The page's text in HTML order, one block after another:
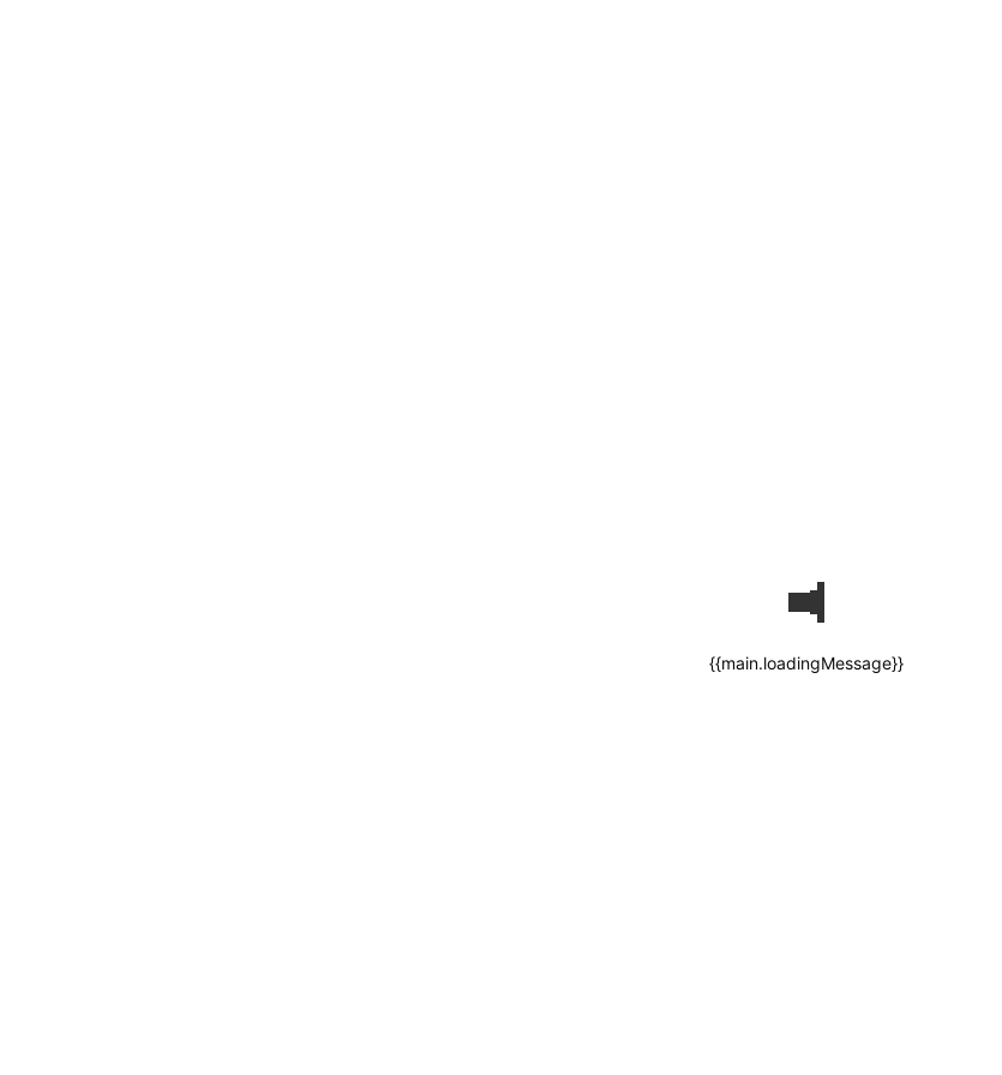
{{main.loadingMessage}}